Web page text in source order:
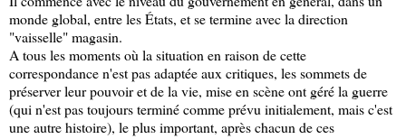
monde global, entre les États, et se termine avec la direction
"vaisselle" magasin.
A tous les moments où la situation en raison de cette
correspondance n'est pas adaptée aux critiques, les sommets de
préserver leur pouvoir et de la vie, mise en scène ont géré la guerre
(qui n'est pas toujours terminé comme prévu initialement, mais c'est
une autre histoire), le plus important, après chacun de ces